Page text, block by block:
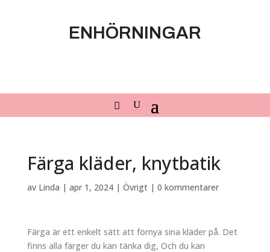
ENHÖRNINGAR
Färga kläder, knytbatik
av Linda | apr 1, 2024| Övrigt| 0 kommentarer
Färga är ett enkelt sätt att förnya sina kläder på. Det
finns alla färger du kan tänka dig, Och du kan